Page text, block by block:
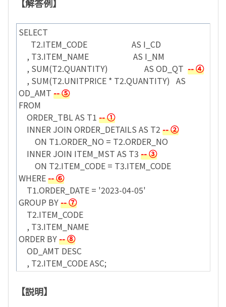
【解答例】
SELECT
T2.ITEM_CODE AS I_CD
, T3.ITEM_NAME AS I_NM
, SUM(T2.QUANTITY) AS OD_QT -- ④
, SUM(T2.UNITPRICE * T2.QUANTITY) AS
OD_AMT -- ⑤
FROM
ORDER_TBL AS T1 -- ①
INNER JOIN ORDER_DETAILS AS T2 -- ②
ON T1.ORDER_NO = T2.ORDER_NO
INNER JOIN ITEM_MST AS T3 -- ③
ON T2.ITEM_CODE = T3.ITEM_CODE
WHERE-- ⑥
T1.ORDER_DATE = '2023-04-05'
GROUP BY-- ⑦
T2.ITEM_CODE
, T3.ITEM_NAME
ORDER BY-- ⑧
OD_AMT DESC
, T2.ITEM_CODE ASC;
【説明】